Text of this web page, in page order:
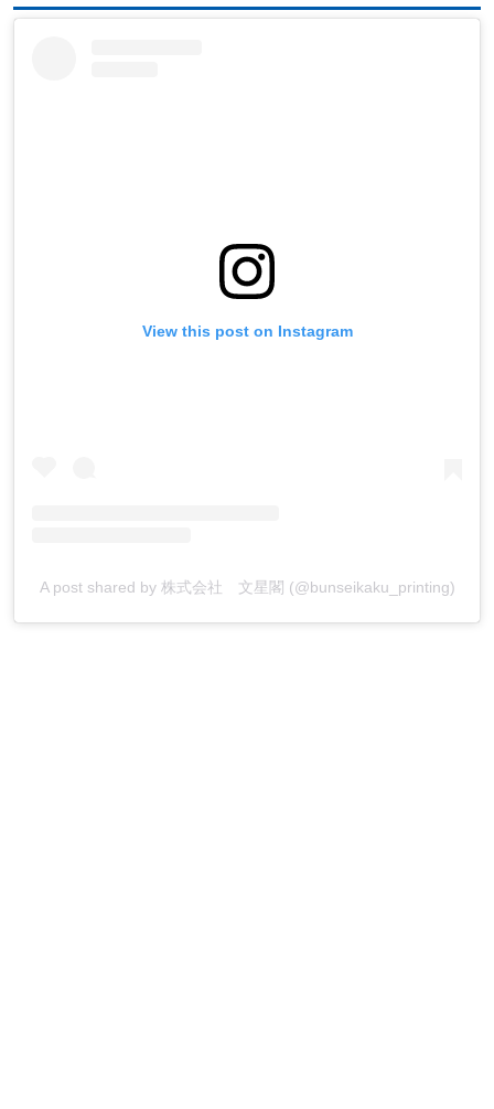
View this post on Instagram
A post shared by 株式会社 文星閣 (@bunseikaku_printing)